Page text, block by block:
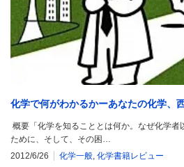
化学で何がわかるかーあなたの化学、
概要「化学を知ることとは何か。なぜ化学者
ために、そして、その困…
2012/6/26
化学一般, 化学書籍レビュー